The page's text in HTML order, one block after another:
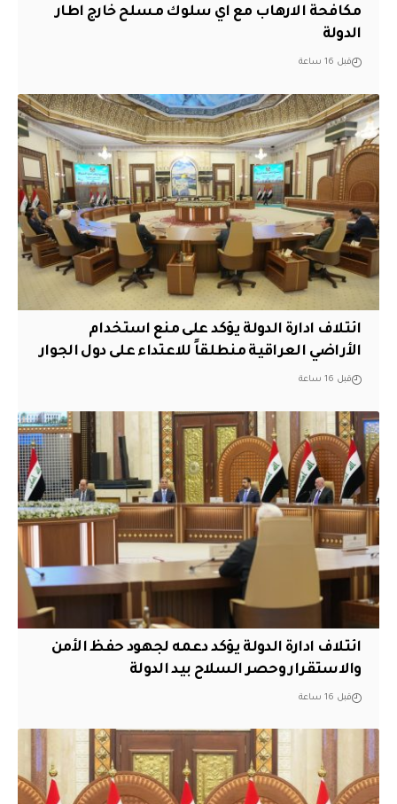
مكافحة الارهاب مع اي سلوك مسلح خارج اطار
الدولة
قبل 16 ساعة
ائتلاف ادارة الدولة يؤكد على منع استخدام
الأراضي العراقية منطلقاً للاعتداء على دول الجوار
قبل 16 ساعة
ائتلاف ادارة الدولة يؤكد دعمه لجهود حفظ الأمن
والاستقرار وحصر السلاح بيد الدولة
قبل 16 ساعة